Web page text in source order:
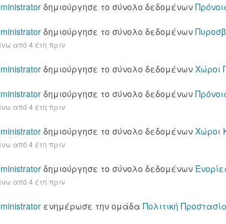
δημιούργησε το σύνολο δεδομένων
δημιούργησε το σύνολο δεδομένων
από 4 έτη πριν
δημιούργησε το σύνολο δεδομένων Χώροι
δημιούργησε το σύνολο δεδομένων
από 4 έτη πριν
δημιούργησε το σύνολο δεδομένων Χώροι
από 4 έτη πριν
δημιούργησε το σύνολο δεδομένων
από 4 έτη πριν
ενημέρωσε την ομάδα Πολιτική